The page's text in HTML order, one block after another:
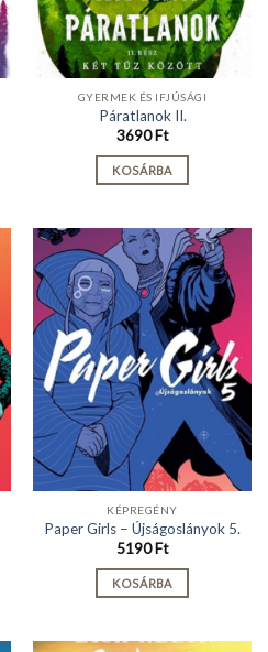
GYERMEK ÉS IFJÚSÁGI
Páratlanok II.
3690Ft
KOSÁRBA
KÉPREGÉNY
Paper Girls – Újságoslányok 5.
5190Ft
KOSÁRBA